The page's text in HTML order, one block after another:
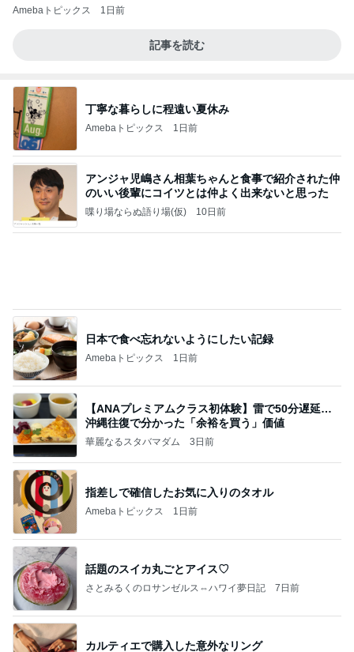
Amebaトピックス 1日前
記事を読む
丁寧な暮らしに程遠い夏休み
Amebaトピックス 1日前
アンジャ児嶋さん相葉ちゃんと食事で紹介された仲
のいい後輩にコイツとは仲よく出来ないと思った
喋り場ならぬ語り場(仮) 10日前
【ANAプレミアムクラス初体験】雷で50分遅延…
沖縄往復で分かった「余裕を買う」価値
華麗なるスタバマダム 3日前
指差しで確信したお気に入りのタオル
Amebaトピックス 1日前
話題のスイカ丸ごとアイス♡
さとみるくのロサンゼルス⇔ハワイ夢日記
カルティエで購入した意外なリング
Amebaトピックス 24時間前
高橋直純のトラブルメーカー第1167回更新しまし